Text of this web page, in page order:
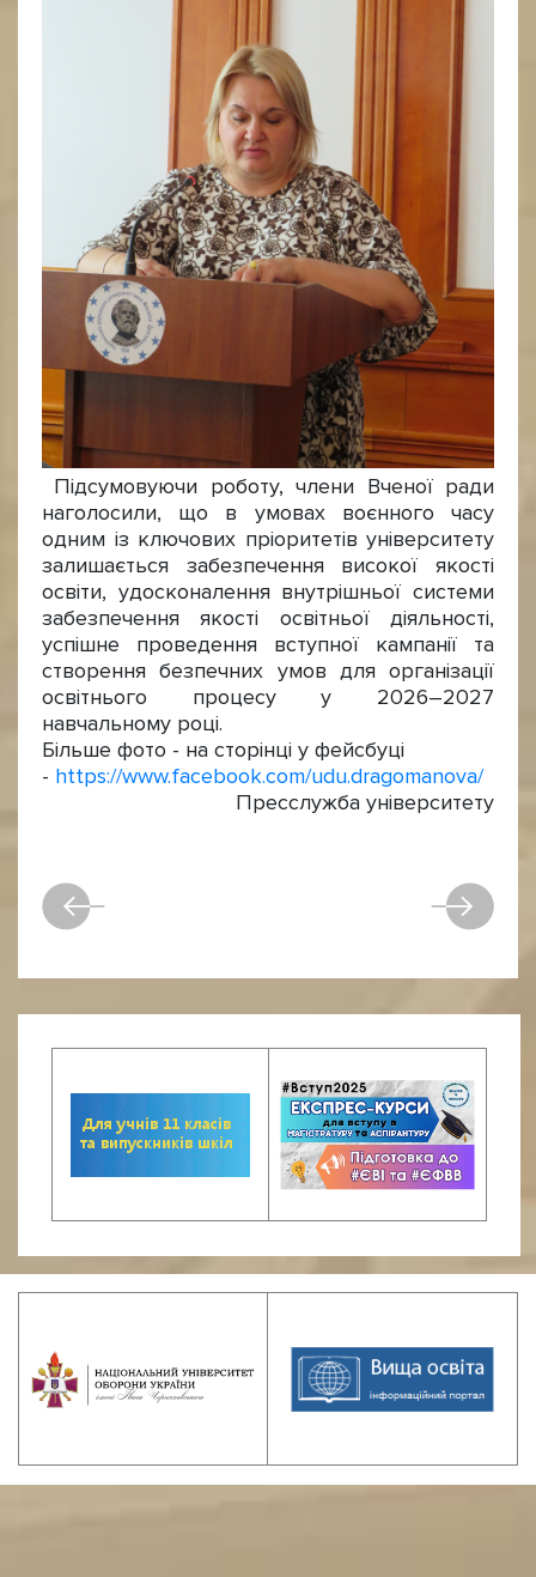
Підсумовуючи роботу, члени Вченої ради
наголосили, що в умовах воєнного часу
одним із ключових пріоритетів університету
залишається забезпечення високої якості
освіти, удосконалення внутрішньої системи
забезпечення якості освітньої діяльності,
успішне проведення вступної кампанії та
створення безпечних умов для організації
освітнього процесу у 2026–2027
навчальному році.
Більше фото - на сторінці у фейсбуці
- https://www.facebook.com/udu.dragomanova/
Пресслужба університету